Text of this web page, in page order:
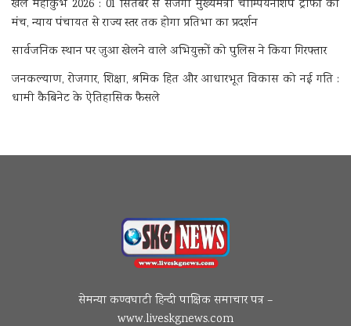
खेल महाकुंभ 2026 : 01 सितंबर से सजेगा मुख्यमंत्री चौम्पियनशिप ट्रॉफी का
मंच, न्याय पंचायत से राज्य स्तर तक होगा प्रतिभा का प्रदर्शन
सार्वजनिक स्थान पर जुआ खेलने वाले अभियुक्तों को पुलिस ने किया गिरफ्तार
जनकल्याण, रोजगार, शिक्षा, श्रमिक हित और आधारभूत विकास को नई गति :
धामी कैबिनेट के ऐतिहासिक फैसले
सेमन्या कण्वघाटी हिन्दी पाक्षिक समाचार पत्र –
www.liveskgnews.com